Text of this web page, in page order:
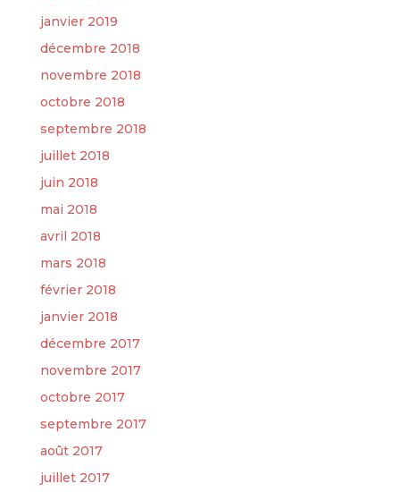
janvier 2019
décembre 2018
novembre 2018
octobre 2018
septembre 2018
juillet 2018
juin 2018
mai 2018
avril 2018
mars 2018
février 2018
janvier 2018
décembre 2017
novembre 2017
octobre 2017
septembre 2017
août 2017
juillet 2017